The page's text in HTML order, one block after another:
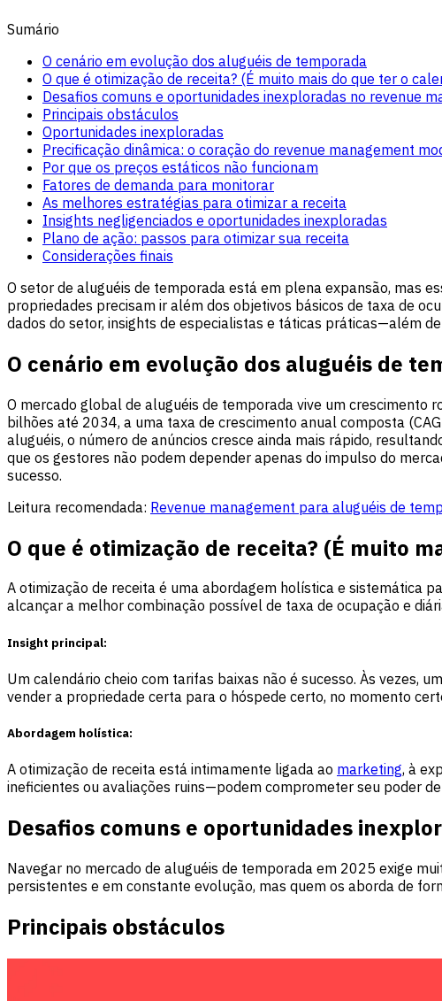
Sumário
O cenário em evolução dos aluguéis de temporada
O que é otimização de receita? (É muito mais do que ter o
Desafios comuns e oportunidades inexploradas no revenue
Principais obstáculos
Oportunidades inexploradas
Precificação dinâmica: o coração do revenue management
Por que os preços estáticos não funcionam
Fatores de demanda para monitorar
As melhores estratégias para otimizar a receita
Insights negligenciados e oportunidades inexploradas
Plano de ação: passos para otimizar sua receita
Considerações finais
O setor de aluguéis de temporada está em plena expansão, mas
propriedades precisam ir além dos objetivos básicos de taxa de
dados do setor, insights de especialistas e táticas práticas—além de
O cenário em evolução dos aluguéis de
O mercado global de aluguéis de temporada vive um crescimento
bilhões até 2034, a uma taxa de crescimento anual composta
aluguéis, o número de anúncios cresce ainda mais rápido,
que os gestores não podem depender apenas do impulso do
sucesso.
Leitura recomendada: Revenue management para aluguéis de
O que é otimização de receita? (É muito
A otimização de receita é uma abordagem holística e sistemática
alcançar a melhor combinação possível de taxa de ocupação e
Insight principal:
Um calendário cheio com tarifas baixas não é sucesso. Às vezes,
vender a propriedade certa para o hóspede certo, no momento
Abordagem holística:
A otimização de receita está intimamente ligada ao marketing, à
ineficientes ou avaliações ruins—podem comprometer seu poder
Desafios comuns e oportunidades
Navegar no mercado de aluguéis de temporada em 2025 exige
persistentes e em constante evolução, mas quem os aborda de
Principais obstáculos